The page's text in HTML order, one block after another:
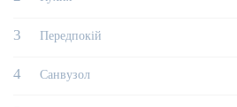
3 Передпокій
4 Санвузол